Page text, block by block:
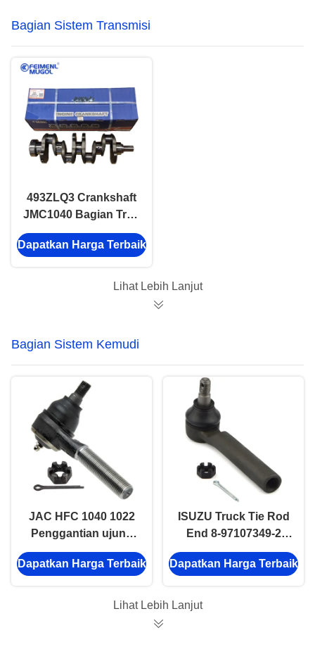
Bagian Sistem Transmisi
493ZLQ3 Crankshaft
JMC1040 Bagian Truk
Ringan 1005011TAR
Mesin Diesel Spare
Dapatkan Harga Terbaik
Lihat Lebih Lanjut
Bagian Sistem Kemudi
JAC HFC 1040 1022
Penggantian ujung
batang tali truk
3003510D306
Dapatkan Harga Terbaik
ISUZU Truck Tie Rod
End 8-97107349-2
NKR NHR NPR NQR
Arah Kiri
Dapatkan Harga Terbaik
Lihat Lebih Lanjut